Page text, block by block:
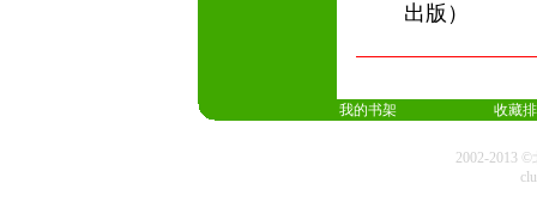
出版）
我的书架 收藏
2002-2013